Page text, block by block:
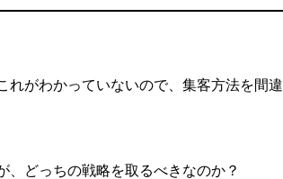
れがわかっていないので、集客方法を間違
、どっちの戦略を取るべきなのか？